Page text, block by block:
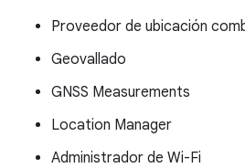
Proveedor de ubicación
Geovallado
GNSS Measurements
Location Manager
Administrador de Wi-Fi